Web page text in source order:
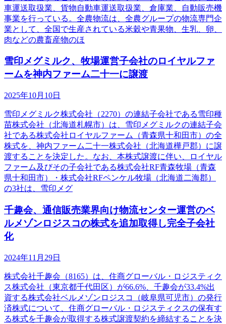
車運送取扱業、貨物自動車運送取扱業、倉庫業、自動販売機
事業を行っている。全農物流は、全農グループの物流専門企
業として、全国で生産されている米穀や青果物、生乳、卵、
肉などの農畜産物のほ
雪印メグミルク、牧場運営子会社のロイヤルファ
ームを神内ファーム二十一に譲渡
2025年10月10日
雪印メグミルク株式会社（2270）の連結子会社である雪印種
苗株式会社（北海道札幌市）は、雪印メグミルクの連結子会
社である株式会社ロイヤルファーム（青森県十和田市）の全
株式を、神内ファーム二十一株式会社（北海道樺戸郡）に譲
渡することを決定した。なお、本株式譲渡に伴い、ロイヤル
ファーム及びその子会社である株式会社RF青森牧場（青森
県十和田市）・株式会社RFペンケル牧場（北海道二海郡）
の3社は、雪印メグ
千趣会、通信販売業界向け物流センター運営のベ
ルメゾンロジスコの株式を追加取得し完全子会社
化
2024年11月29日
株式会社千趣会（8165）は、住商グローバル・ロジスティク
ス株式会社（東京都千代田区）が66.6%、千趣会が33.4%出
資する株式会社ベルメゾンロジスコ（岐阜県可児市）の発行
済株式について、住商グローバル・ロジスティクスの保有す
る株式を千趣会が取得する株式譲渡契約を締結することを決